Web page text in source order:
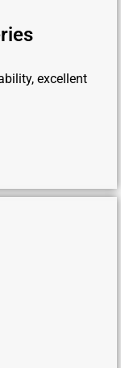
excellent